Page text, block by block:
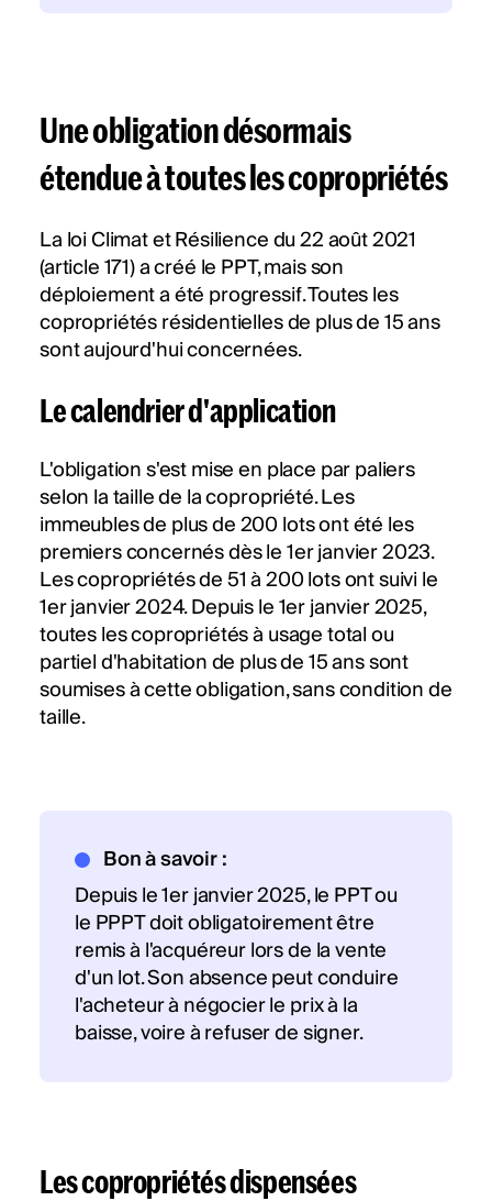
Une obligation désormais
étendue à toutes les copropriétés
La loi Climat et Résilience du 22 août 2021
(article 171) a créé le PPT, mais son
déploiement a été progressif. Toutes les
copropriétés résidentielles de plus de 15 ans
sont aujourd'hui concernées.
Le calendrier d'application
L'obligation s'est mise en place par paliers
selon la taille de la copropriété. Les
immeubles de plus de 200 lots ont été les
premiers concernés dès le 1er janvier 2023.
Les copropriétés de 51 à 200 lots ont suivi le
1er janvier 2024. Depuis le 1er janvier 2025,
toutes les copropriétés à usage total ou
partiel d'habitation de plus de 15 ans sont
soumises à cette obligation, sans condition de
taille.
Bon à savoir :
Depuis le 1er janvier 2025, le PPT ou
le PPPT doit obligatoirement être
remis à l'acquéreur lors de la vente
d'un lot. Son absence peut conduire
l'acheteur à négocier le prix à la
baisse, voire à refuser de signer.
Les copropriétés dispensées